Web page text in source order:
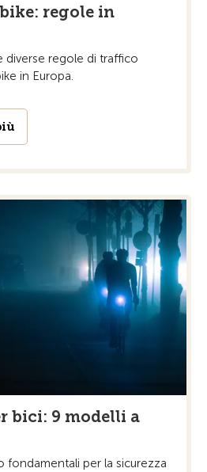
regole in
diverse regole di traffico
in Europa.
bici: 9 modelli a
fondamentali per la sicurezza